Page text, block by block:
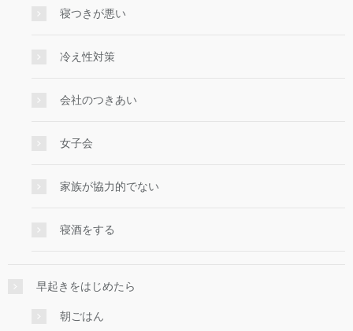
寝つきが悪い
冷え性対策
会社のつきあい
女子会
家族が協力的でない
寝酒をする
早起きをはじめたら
朝ごはん